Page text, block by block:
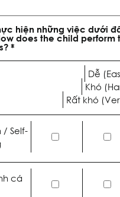
hiện những việc dưới
does the child perform
*
Dễ
Khó
Rất khó
/ Self-
cá